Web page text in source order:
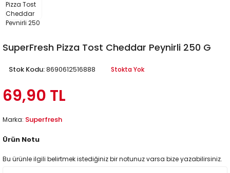
SuperFresh Pizza Tost Cheddar Peynirli 250 G
Stok Kodu:8690612516888 Stokta Yok
69,90 TL
Marka: Superfresh
Ürün Notu
Bu ürünle ilgili belirtmek istediğiniz bir notunuz varsa bize yazabilirsiniz.